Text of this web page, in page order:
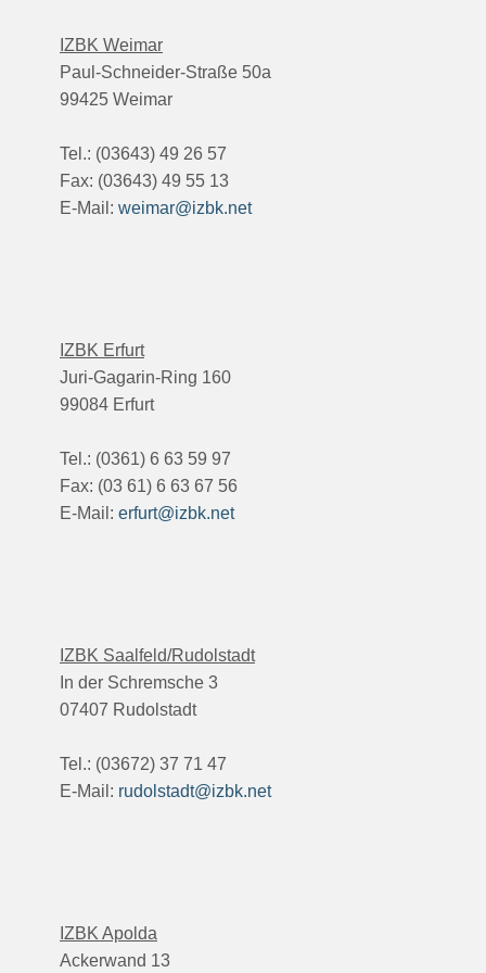
IZBK Weimar
Paul-Schneider-Straße 50a
99425 Weimar
Tel.: (03643) 49 26 57
Fax: (03643) 49 55 13
E-Mail: weimar@izbk.net
IZBK Erfurt
Juri-Gagarin-Ring 160
99084 Erfurt
Tel.: (0361) 6 63 59 97
Fax: (03 61) 6 63 67 56
E-Mail: erfurt@izbk.net
IZBK Saalfeld/Rudolstadt
In der Schremsche 3
07407 Rudolstadt
Tel.: (03672) 37 71 47
E-Mail: rudolstadt@izbk.net
IZBK Apolda
Ackerwand 13